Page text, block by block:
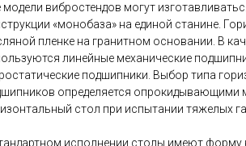
модели вибростендов могут
«монобаза» на единой станине.
пленке на гранитном основании. В
линейные механические
подшипники. Выбор типа
определяется
стол при испытании тяжелых
исполнении столы имеют форму